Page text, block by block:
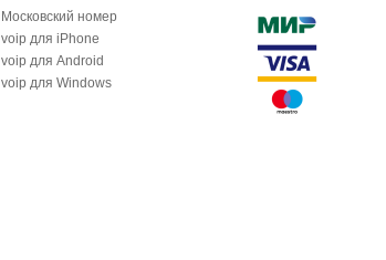
Московский номер
voip для iPhone
voip для Android
voip для Windows